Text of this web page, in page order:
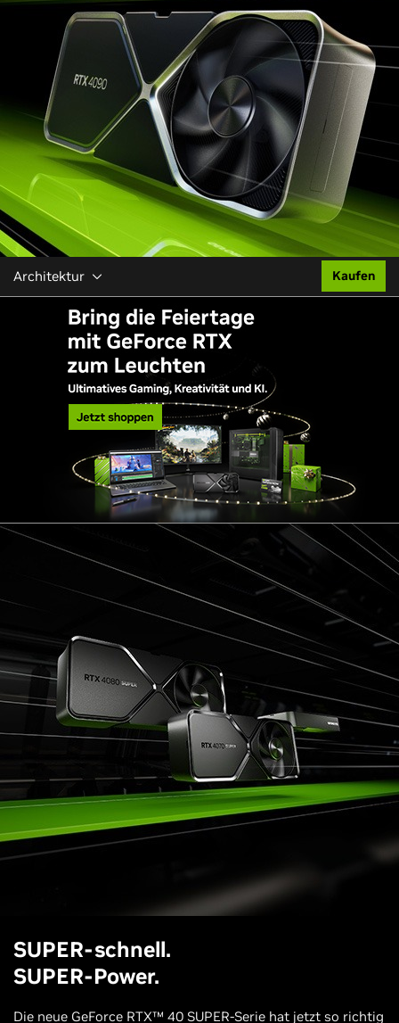
Architektur Kaufen
SUPER-schnell.
SUPER-Power.
Die neue GeForce RTX™ 40 SUPER-Serie hat jetzt so richtig